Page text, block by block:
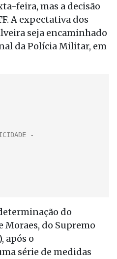
feira, mas a decisão
A expectativa dos
seja encaminhado
da Polícia Militar, em
do
do Supremo
após o
série de medidas